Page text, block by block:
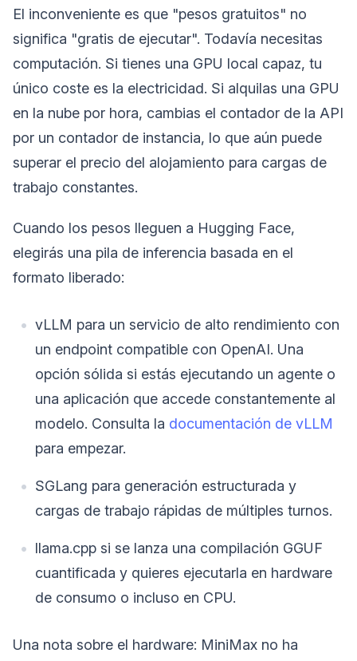
El inconveniente es que "pesos gratuitos" no
significa "gratis de ejecutar". Todavía necesitas
computación. Si tienes una GPU local capaz, tu
único coste es la electricidad. Si alquilas una GPU
en la nube por hora, cambias el contador de la API
por un contador de instancia, lo que aún puede
superar el precio del alojamiento para cargas de
trabajo constantes.
Cuando los pesos lleguen a Hugging Face,
elegirás una pila de inferencia basada en el
formato liberado:
vLLM para un servicio de alto rendimiento con
un endpoint compatible con OpenAI. Una
opción sólida si estás ejecutando un agente o
una aplicación que accede constantemente al
modelo. Consulta la documentación de vLLM
para empezar.
SGLang para generación estructurada y
cargas de trabajo rápidas de múltiples turnos.
llama.cpp si se lanza una compilación GGUF
cuantificada y quieres ejecutarla en hardware
de consumo o incluso en CPU.
Una nota sobre el hardware: MiniMax no ha